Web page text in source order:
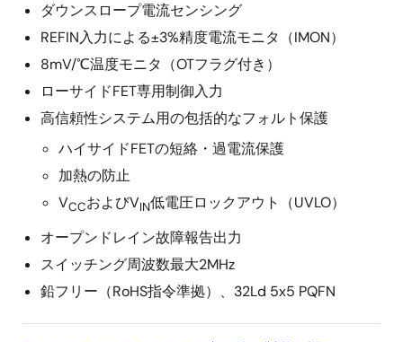
ダウンスロープ電流センシング
REFIN入力による±3%精度電流モニタ（IMON）
8mV/℃温度モニタ（OTフラグ付き）
ローサイドFET専用制御入力
高信頼性システム用の包括的なフォルト保護
ハイサイドFETの短絡・過電流保護
加熱の防止
VCCおよびVIN低電圧ロックアウト（UVLO）
オープンドレイン故障報告出力
スイッチング周波数最大2MHz
鉛フリー（RoHS指令準拠）、32Ld 5x5 PQFN